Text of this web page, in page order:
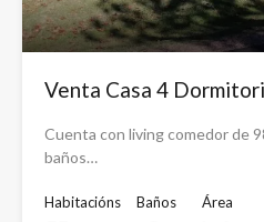
Venta Casa 4
Cuenta con living comedor de
baños…
Habitacións
Baños
Área